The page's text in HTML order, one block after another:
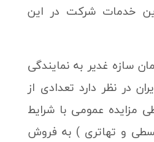
خدمات شرکت در این
سازه غدیر به نمایندگی
در نظر دارد تعدادی از
مزایده عمومی با شرایط
و تهاتری ) به فروش